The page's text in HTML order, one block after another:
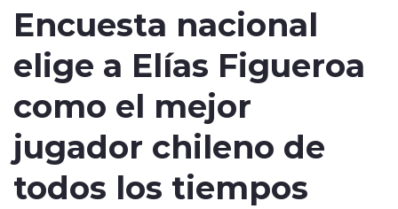
Tendencias
Internacional
Entrevistas
Encuesta nacional
elige a Elías Figueroa
como el mejor
jugador chileno de
todos los tiempos